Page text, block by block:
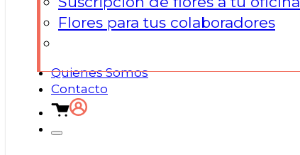
Flores para tus colaboradores
Quienes Somos
Contacto